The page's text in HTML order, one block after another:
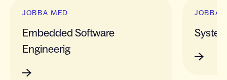
JOBBA MED
Embedded Software
Engineerig
JOBBA